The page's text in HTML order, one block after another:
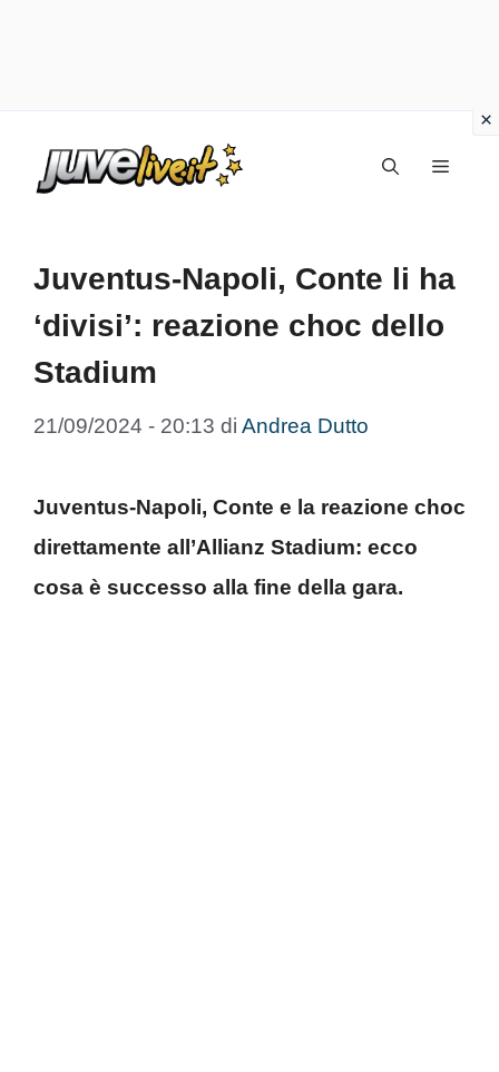
Menu
Juventus-Napoli, Conte li ha
‘divisi’: reazione choc dello
Stadium
21/09/2024 - 20:13 di Andrea Dutto
Juventus-Napoli, Conte e la reazione choc
direttamente all’Allianz Stadium: ecco
cosa è successo alla fine della gara.